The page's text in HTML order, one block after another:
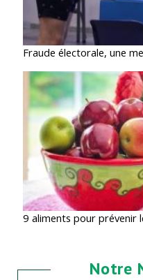
Fraude électorale, une
9 aliments pour prévenir
Notre